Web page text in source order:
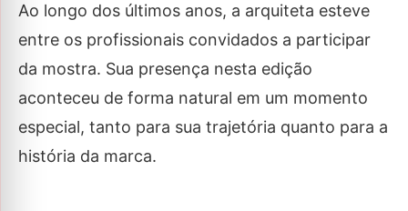
Ao longo dos últimos anos, a arquiteta esteve
entre os profissionais convidados a participar
da mostra. Sua presença nesta edição
aconteceu de forma natural em um momento
especial, tanto para sua trajetória quanto para a
história da marca.